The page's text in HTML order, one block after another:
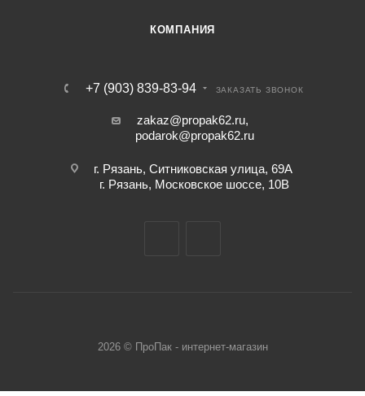
КОМПАНИЯ
+7 (903) 839-83-94 ЗАКАЗАТЬ ЗВОНОК
zakaz@propak62.ru,
podarok@propak62.ru
г. Рязань, Ситниковская улица, 69А
г. Рязань, Московское шоссе, 10В
2026 © ПроПак - интернет-магазин